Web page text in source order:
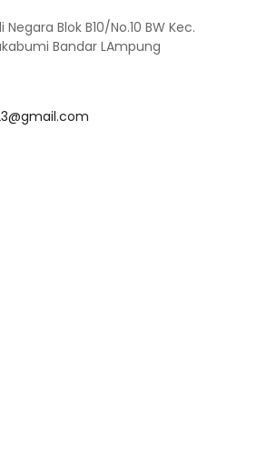
Blok B10/No.10 BW Kec.
Bandar LAmpung